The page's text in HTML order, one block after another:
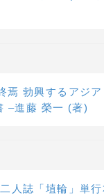
焉 勃興するアジ
–進藤 榮一 (著)
人誌「埴輪」単行